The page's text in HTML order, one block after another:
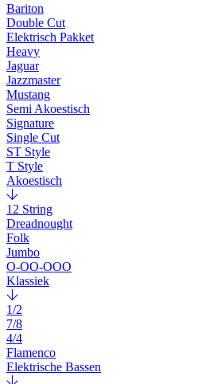
Bariton
Double Cut
Elektrisch Pakket
Heavy
Jaguar
Jazzmaster
Mustang
Semi Akoestisch
Signature
Single Cut
ST Style
T Style
Akoestisch
12 String
Dreadnought
Folk
Jumbo
O-OO-OOO
Klassiek
1/2
7/8
4/4
Flamenco
Elektrische Bassen